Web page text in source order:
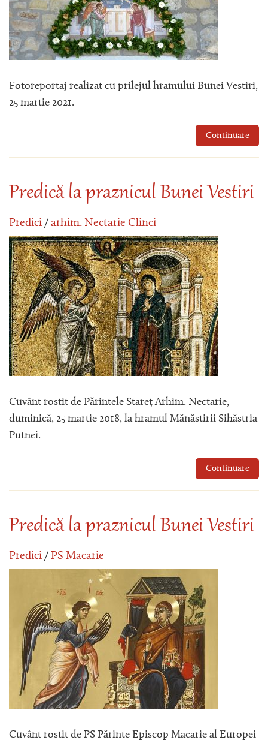
Fotoreportaj realizat cu prilejul hramului Bunei Vestiri,
25 martie 2021.
Continuare
Predică la praznicul Bunei Vestiri
Predici / arhim. Nectarie Clinci
Cuvânt rostit de Părintele Stareț Arhim. Nectarie,
duminică, 25 martie 2018, la hramul Mănăstirii Sihăstria
Putnei.
Continuare
Predică la praznicul Bunei Vestiri
Predici / PS Macarie
Cuvânt rostit de PS Părinte Episcop Macarie al Europei